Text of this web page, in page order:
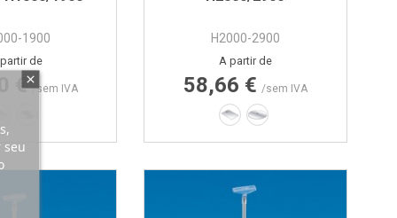
1900
Preço
de
€ /sem IVA
H2000-2900
Preço
A partir de
58,66 € /sem IVA
200 x 300 mm
Ø380 mm
seu